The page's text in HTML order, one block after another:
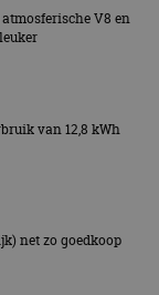
V8 en
van 12,8 kWh
net zo goedkoop